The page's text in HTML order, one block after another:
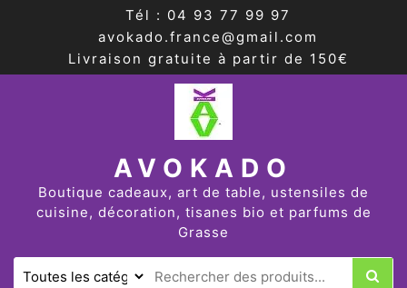
Tél : 04 93 77 99 97
avokado.france@gmail.com
Livraison gratuite à partir de 150€
AVOKADO
Boutique cadeaux, art de table, ustensiles de
cuisine, décoration, tisanes bio et parfums de
Grasse